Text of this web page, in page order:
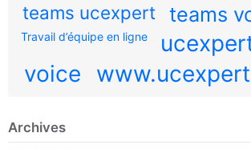
teams ucexpert
teams
Travail d’équipe en ligne
voice
Archives